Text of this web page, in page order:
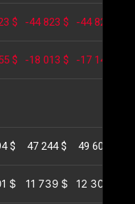
$ -44 823 $ -44 823 $
$ -18 013 $ -17 145 $
$ 47 244 $ 49 606 $
$ 11 739 $ 12 303 $